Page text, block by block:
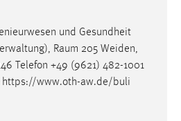
und Gesundheit
Raum 205 Weiden,
Telefon +49 (9621) 482-1001
https://www.oth-aw.de/buli